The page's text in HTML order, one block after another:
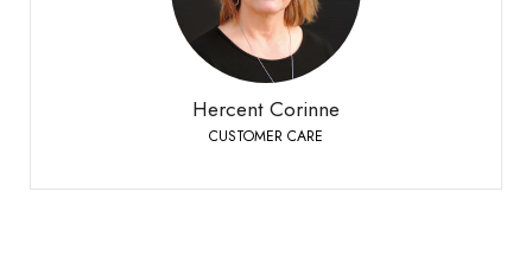
Hercent Corinne
CUSTOMER CARE
Telefon:
+41 21 977 20 00